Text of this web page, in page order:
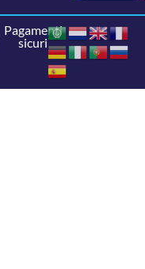
Pagamenti
sicuri